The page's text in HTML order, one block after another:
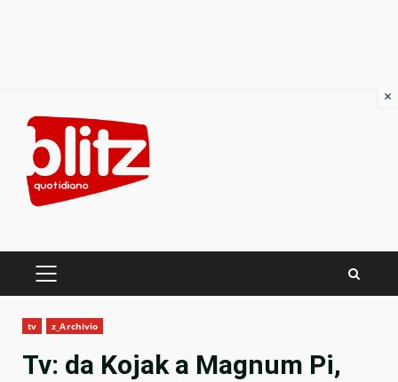
content
PRIMARY
tv z_Archivio
Tv: da Kojak a Magnum Pi,
×